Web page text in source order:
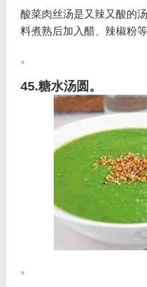
酸菜肉丝汤是又辣又酸的
料煮熟后加入醋、辣椒粉等
。
45.糖水汤圆。
。